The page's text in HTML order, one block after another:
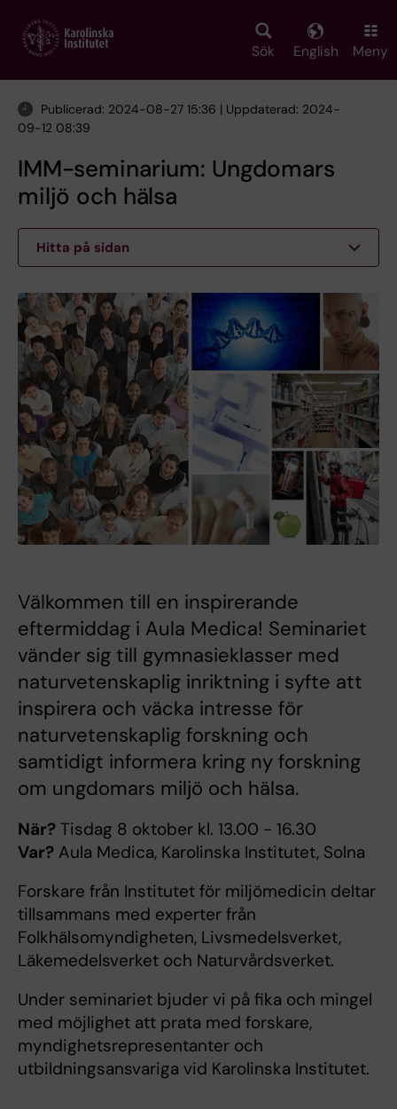
main
Sök English Meny
Publicerad: 2024-08-27 15:36 | Uppdaterad: 2024-
09-12 08:39
IMM-seminarium: Ungdomars
miljö och hälsa
Hitta på sidan
Välkommen till en inspirerande
eftermiddag i Aula Medica! Seminariet
vänder sig till gymnasieklasser med
naturvetenskaplig inriktning i syfte att
inspirera och väcka intresse för
naturvetenskaplig forskning och
samtidigt informera kring ny forskning
om ungdomars miljö och hälsa.
När? Tisdag 8 oktober kl. 13.00 - 16.30
Var? Aula Medica, Karolinska Institutet, Solna
Forskare från Institutet för miljömedicin deltar
tillsammans med experter från
Folkhälsomyndigheten, Livsmedelsverket,
Läkemedelsverket och Naturvårdsverket.
Under seminariet bjuder vi på fika och mingel
med möjlighet att prata med forskare,
myndighetsrepresentanter och
utbildningsansvariga vid Karolinska Institutet.